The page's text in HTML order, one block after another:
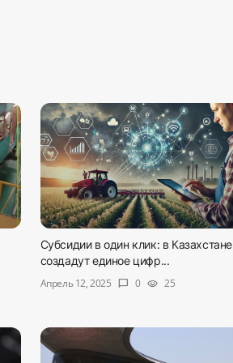
Субсидии в один клик: в Казахстане
создадут единое цифр...
Апрель 12, 2025
chat_bubble 0 visibility 25